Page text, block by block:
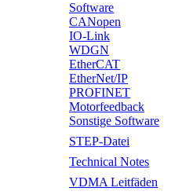
Software
CANopen
IO-Link
WDGN
EtherCAT
EtherNet/IP
PROFINET
Motorfeedback
Sonstige Software
STEP-Datei
Technical Notes
VDMA Leitfäden